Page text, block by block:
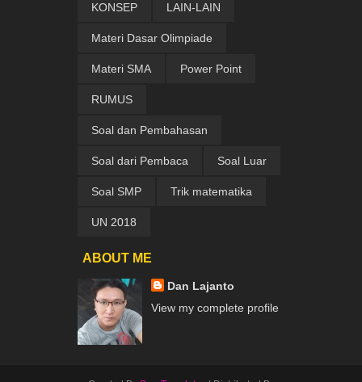
KONSEP LAIN-LAIN
Materi Dasar Olimpiade
Materi SMA Power Point
RUMUS
Soal dan Pembahasan
Soal dari Pembaca Soal Luar
Soal SMP Trik matematika
UN 2018
ABOUT ME
Dan Lajanto
View my complete profile